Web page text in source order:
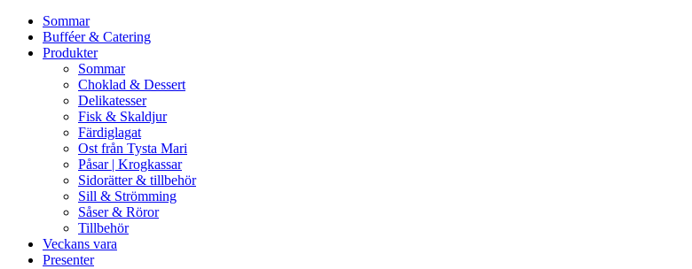
Sommar
Bufféer & Catering
Produkter
Sommar
Choklad & Dessert
Delikatesser
Fisk & Skaldjur
Färdiglagat
Ost från Tysta Mari
Påsar | Krogkassar
Sidorätter & tillbehör
Sill & Strömming
Såser & Röror
Tillbehör
Veckans vara
Presenter